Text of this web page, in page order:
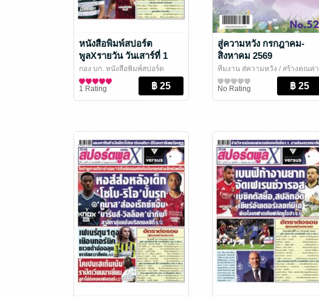
หนังสือพิมพ์สปอร์ต
พูลXรายวัน วันเสาร์ที่ 1
สิงหาคม พ.ศ.2569
กอง บก. หนังสือพิมพ์สปอร์ต
พูลXรายวัน
/ อาลาดินออนไลน์
สปอร์ตพูลXรายวัน
1 Rating
สู่ความหวัง กรกฎาคม-
สิงหาคม 2569
ทีมงาน สู่ความหวัง / สร้างคุณค่า
นิตยสารสังคมและชุมชน
No Rating